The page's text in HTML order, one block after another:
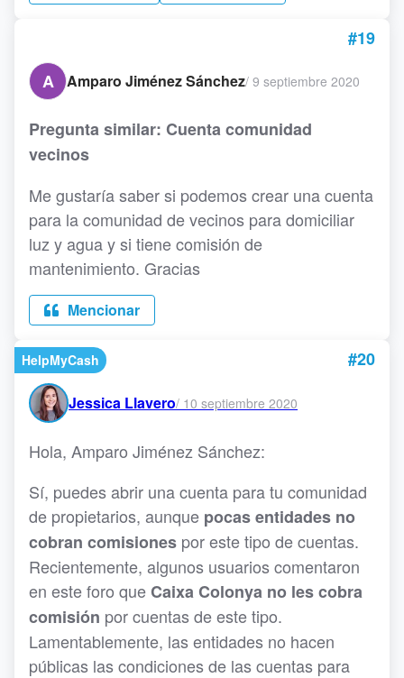
#19
A
Amparo Jiménez Sánchez/ 9 septiembre 2020
Pregunta similar: Cuenta comunidad
vecinos
Me gustaría saber si podemos crear una cuenta
para la comunidad de vecinos para domiciliar
luz y agua y si tiene comisión de
mantenimiento. Gracias
Mencionar
HelpMyCash #20
Jessica Llavero/ 10 septiembre 2020
Hola, Amparo Jiménez Sánchez:
Sí, puedes abrir una cuenta para tu comunidad
de propietarios, aunque pocas entidades no
cobran comisiones por este tipo de cuentas.
Recientemente, algunos usuarios comentaron
en este foro queCaixa Colonya no les cobra
comisión por cuentas de este tipo.
Lamentablemente, las entidades no hacen
públicas las condiciones de las cuentas para